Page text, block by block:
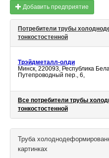
Добавить предприятие
Потребители трубы
тонкостостенной
Трэйдметалл-олди
Минск, 220093, Республика
Путепроводный пер., 6,
Все потребители трубы
тонкостостенной
Труба
картинках